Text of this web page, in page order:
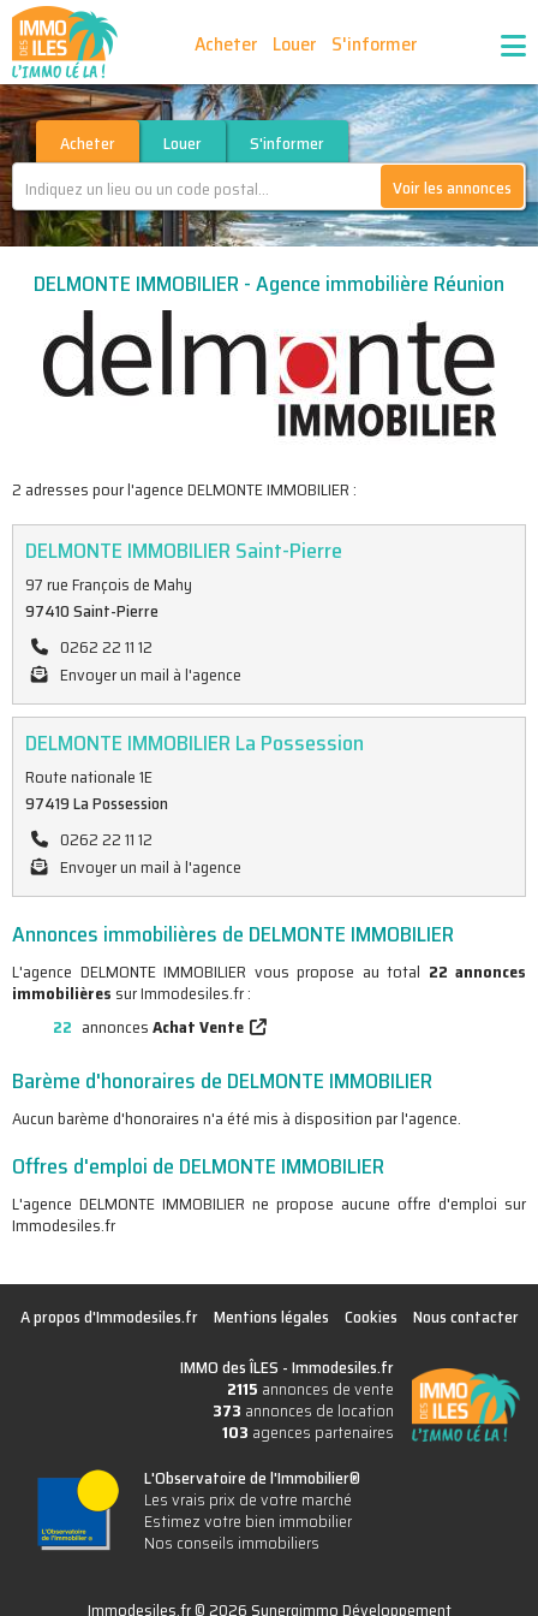
Acheter Louer S'informer
Publiez vos annonces Nos agences partenaires
Nos outils Ma sélection d'annonces
Recrutement Partenaires
Acheter Louer
S'informer
Voir les annonces
DELMONTE IMMOBILIER - Agence immobilière Réunion
2 adresses pour l'agence DELMONTE IMMOBILIER :
DELMONTE IMMOBILIER Saint-Pierre
97 rue François de Mahy
97410 Saint-Pierre
0262 22 11 12
Envoyer un mail à l'agence
DELMONTE IMMOBILIER La Possession
Route nationale 1E
97419 La Possession
0262 22 11 12
Envoyer un mail à l'agence
Annonces immobilières de DELMONTE IMMOBILIER
L'agence DELMONTE IMMOBILIER vous propose au total 22 annonces
immobilières sur Immodesiles.fr :
22 annoncesAchat Vente
Barème d'honoraires de DELMONTE IMMOBILIER
Aucun barème d'honoraires n'a été mis à disposition par l'agence.
Offres d'emploi de DELMONTE IMMOBILIER
L'agence DELMONTE IMMOBILIER ne propose aucune offre d'emploi sur
Immodesiles.fr
A propos d'Immodesiles.fr Mentions légales Cookies
Nous contacter
IMMO des ÎLES -Immodesiles.fr
2115 annonces de vente
373 annonces de location
103 agences partenaires
L'Observatoire de l'Immobilier®
Les vrais prix de votre marché
Estimez votre bien immobilier
Nos conseils immobiliers
Immodesiles.fr © 2026 Synergimmo Développement